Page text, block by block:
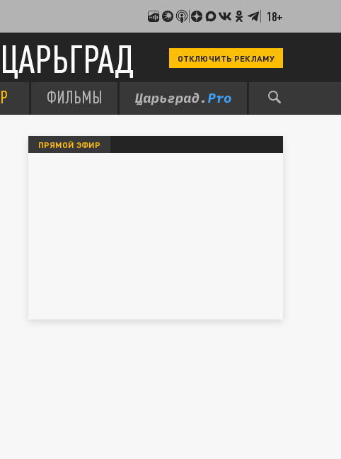
18+
ЦАРЬГРАД ОТКЛЮЧИТЬ РЕКЛАМУ
ФИЛЬМЫ
ПРЯМОЙ ЭФИР